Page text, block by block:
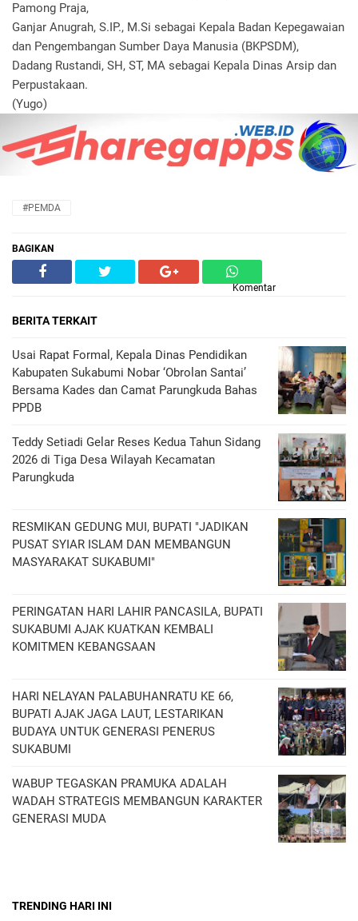
Pamong Praja,
Ganjar Anugrah, S.IP., M.Si sebagai Kepala Badan Kepegawaian
dan Pengembangan Sumber Daya Manusia (BKPSDM),
Dadang Rustandi, SH, ST, MA sebagai Kepala Dinas Arsip dan
Perpustakaan.
(Yugo)
#PEMDA
BAGIKAN
Komentar
BERITA TERKAIT
Usai Rapat Formal, Kepala Dinas Pendidikan
Kabupaten Sukabumi Nobar ‘Obrolan Santai’
Bersama Kades dan Camat Parungkuda Bahas
PPDB
Teddy Setiadi Gelar Reses Kedua Tahun Sidang
2026 di Tiga Desa Wilayah Kecamatan
Parungkuda
RESMIKAN GEDUNG MUI, BUPATI "JADIKAN
PUSAT SYIAR ISLAM DAN MEMBANGUN
MASYARAKAT SUKABUMI"
PERINGATAN HARI LAHIR PANCASILA, BUPATI
SUKABUMI AJAK KUATKAN KEMBALI
KOMITMEN KEBANGSAAN
HARI NELAYAN PALABUHANRATU KE 66,
BUPATI AJAK JAGA LAUT, LESTARIKAN
BUDAYA UNTUK GENERASI PENERUS
SUKABUMI
WABUP TEGASKAN PRAMUKA ADALAH
WADAH STRATEGIS MEMBANGUN KARAKTER
GENERASI MUDA
TRENDING HARI INI